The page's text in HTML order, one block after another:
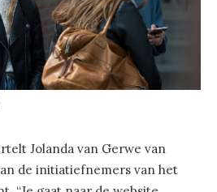
Jolanda van Gerwe van
de initiatiefnemers van het